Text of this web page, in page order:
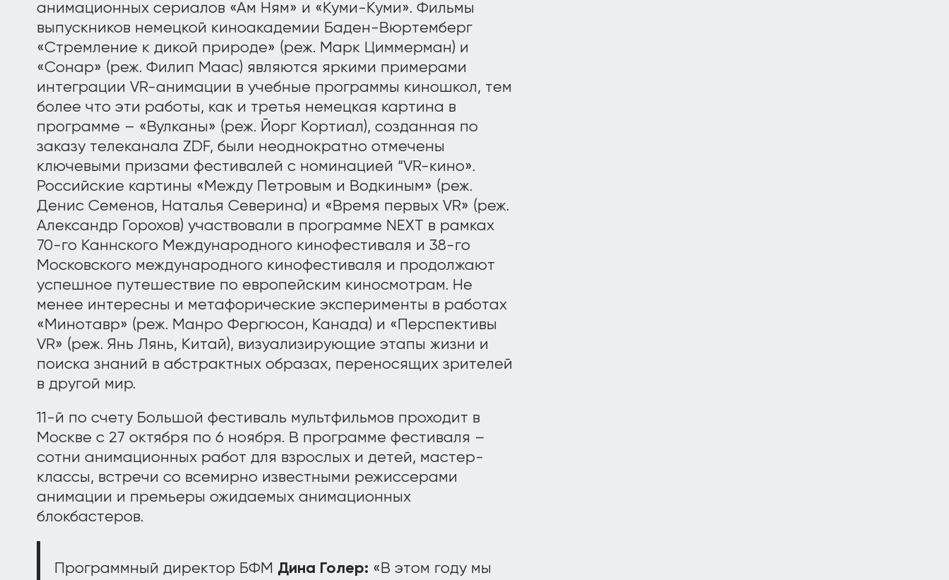
анимационных сериалов «Ам Ням» и «Куми-Куми». Фильмы
выпускников немецкой киноакадемии Баден-Вюртемберг
«Стремление к дикой природе» (реж. Марк Циммерман) и
«Сонар» (реж. Филип Маас) являются яркими примерами
интеграции VR-анимации в учебные программы киношкол, тем
более что эти работы, как и третья немецкая картина в
программе – «Вулканы» (реж. Йорг Кортиал), созданная по
заказу телеканала ZDF, были неоднократно отмечены
ключевыми призами фестивалей с номинацией “VR-кино».
Российские картины «Между Петровым и Водкиным» (реж.
Денис Семенов, Наталья Северина) и «Время первых VR» (реж.
Александр Горохов) участвовали в программе NEXT в рамках
70-го Каннского Международного кинофестиваля и 38-го
Московского международного кинофестиваля и продолжают
успешное путешествие по европейским киносмотрам. Не
менее интересны и метафорические эксперименты в работах
«Минотавр» (реж. Манро Фергюсон, Канада) и «Перспективы
VR» (реж. Янь Лянь, Китай), визуализирующие этапы жизни и
поиска знаний в абстрактных образах, переносящих зрителей
в другой мир.
11-й по счету Большой фестиваль мультфильмов проходит в
Москве с 27 октября по 6 ноября. В программе фестиваля –
сотни анимационных работ для взрослых и детей, мастер-
классы, встречи со всемирно известными режиссерами
анимации и премьеры ожидаемых анимационных
блокбастеров.
Программный директор БФМ Дина Голер: «В этом году мы